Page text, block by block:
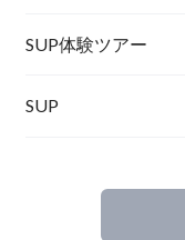
KAYA
Winter Goods
Helmet
SOX
Norrona
SUP体験ツアー
SUP